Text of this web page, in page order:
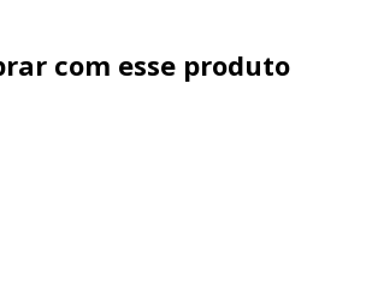
com esse produto